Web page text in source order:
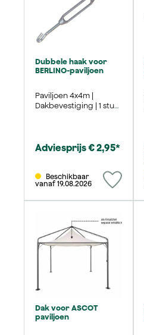
Dubbele haak voor
BERLINO-paviljoen
Paviljoen 4x4m |
Dakbevestiging | 1 stuk |
Adviesprijs € 2,95*
vanaf 19.08.2026
Dak voor ASCOT
paviljoen